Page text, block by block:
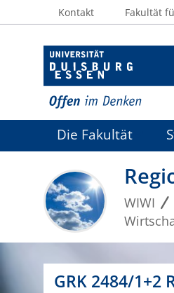
Kontakt Fakultät
Die Fakultät
WIWI
GRK 2484/